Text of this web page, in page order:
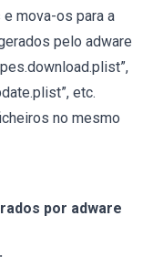
mova-os para a
pelo adware
etc.
no mesmo
por adware